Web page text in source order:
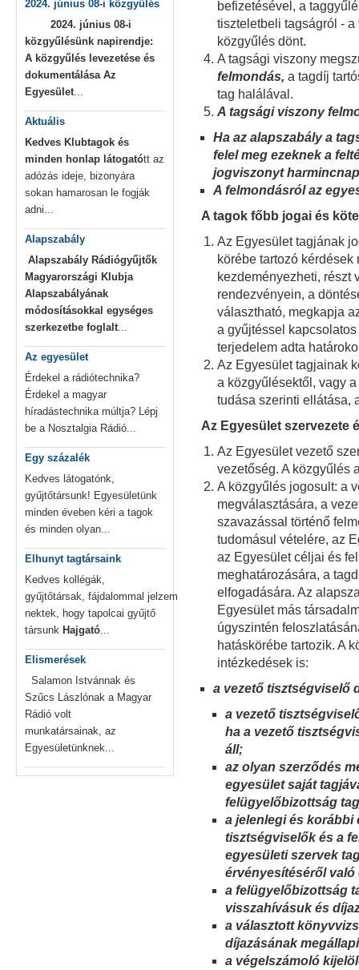
2024. június 08-i közgyűlés
2024. június 08-i
közgyűlésünk napirendje:
A közgyűlés levezetése és
dokumentálása Az
Egyesület...
Aktuális
Kedves Klubtagok és
minden honlap látogatótt az
adózás ideje, bizonyára
sokan hamarosan le fogják
adni...
Alapszabály
Alapszabály Rádiógyűjtők
Magyarországi Klubja
Alapszabályának
módosításokkal egységes
szerkezetbe foglalt...
Az egyesület
Érdekel a rádiótechnika?
Érdekel a magyar
híradástechnika múltja? Lépj
be a Nosztalgia Rádió...
Egy százalék
Kedves látogatónk,
gyűjtőtársunk! Egyesületünk
minden éveben kéri a tagok
és minden olyan...
Elhunyt tagtársaink
Kedves kollégák,
gyűjtőtársak, fájdalommal jelzem
nektek, hogy tapolcai gyűjtő
társunk Hajgató...
Elismerések
Salamon Istvánnak és
Szűcs Lászlónak a Magyar
Rádió volt
munkatársainak, az
Egyesületünknek...
befizetésével, a
tiszteletbeli tagságról -
közgyűlés dönt.
A tagsági viszony
felmondás, a tagdíj
tag halálával.
A tagsági viszony
Ha az alapszabály a
felel meg ezeknek a
jogviszonyt
A felmondásról az
A tagok főbb jogai és
Az Egyesület tagjának
körébe tartozó
kezdeményezheti, részt
rendezvényein, a
választható, megkapja
a gyűjtéssel
terjedelem adta
Az Egyesület tagjainak
a közgyűlésektől, vagy
tudása szerinti ellátása,
Az Egyesület szervezete
Az Egyesület vezető
vezetőség. A közgyűlés
A közgyűlés jogosult: a
megválasztására, a
szavazással történő
tudomásul vételére, az
az Egyesület céljai és
meghatározására, a
elfogadására. Az
Egyesület más
úgyszintén
hatáskörébe tartozik. A
intézkedések is:
a vezető tisztségviselő
a vezető
ha a vezető
áll;
az olyan szerződés
egyesület saját
felügyelőbizottság
a jelenlegi és korábbi
tisztségviselők és a
egyesületi szervek
érvényesítéséről való
a felügyelőbizottság
visszahívásuk és
a választott
díjazásának
a végelszámoló